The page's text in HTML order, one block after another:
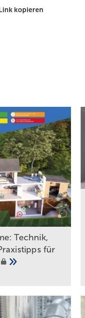
kopieren
Technik,
für